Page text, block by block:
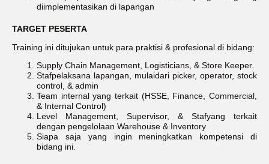
diimplementasikan di lapangan
TARGET PESERTA
Training ini ditujukan untuk para praktisi & profesional di bidang:
Supply Chain Management, Logisticians, & Store Keeper.
Stafpelaksana lapangan, mulaidari picker, operator, stock
control, & admin
Team internal yang terkait (HSSE, Finance, Commercial,
& Internal Control)
Level Management, Supervisor, & Stafyang terkait
dengan pengelolaan Warehouse & Inventory
Siapa saja yang ingin meningkatkan kompetensi di
bidang ini.